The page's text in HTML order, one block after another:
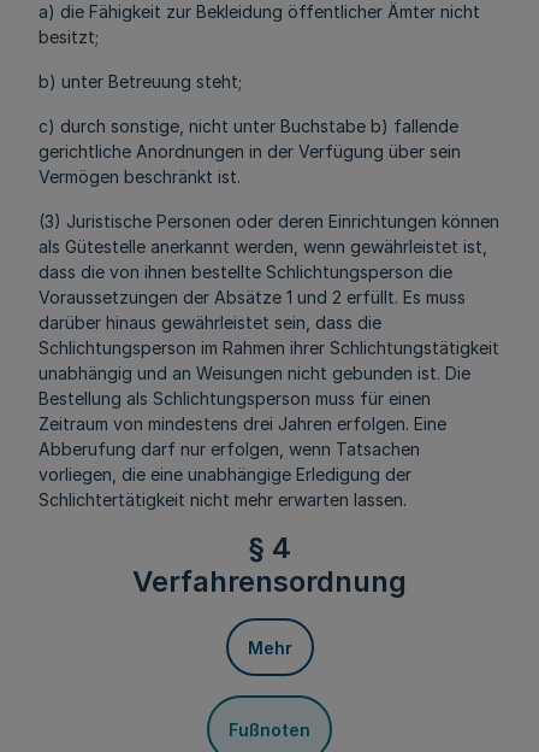
a) die Fähigkeit zur Bekleidung öffentlicher Ämter nicht
besitzt;
b) unter Betreuung steht;
c) durch sonstige, nicht unter Buchstabe b) fallende
gerichtliche Anordnungen in der Verfügung über sein
Vermögen beschränkt ist.
(3) Juristische Personen oder deren Einrichtungen können
als Gütestelle anerkannt werden, wenn gewährleistet ist,
dass die von ihnen bestellte Schlichtungsperson die
Voraussetzungen der Absätze 1 und 2 erfüllt. Es muss
darüber hinaus gewährleistet sein, dass die
Schlichtungsperson im Rahmen ihrer Schlichtungstätigkeit
unabhängig und an Weisungen nicht gebunden ist. Die
Bestellung als Schlichtungsperson muss für einen
Zeitraum von mindestens drei Jahren erfolgen. Eine
Abberufung darf nur erfolgen, wenn Tatsachen
vorliegen, die eine unabhängige Erledigung der
Schlichtertätigkeit nicht mehr erwarten lassen.
§ 4
Verfahrensordnung
Mehr
Fußnoten